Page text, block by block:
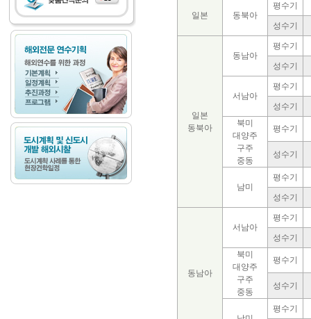
일본 동북아
평수기
성수기
일본
동북아
동남아
평수기
성수기
서남아
평수기
성수기
북미
대양주
구주
중동
평수기
성수기
남미
평수기
성수기
동남아
서남아
평수기
성수기
북미
대양주
구주
중동
평수기
성수기
평수기